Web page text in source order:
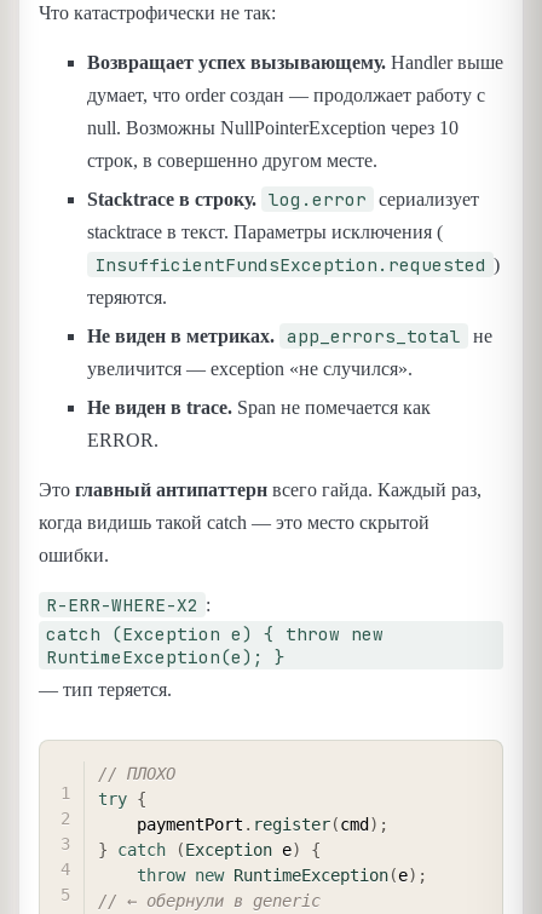
Что катастрофически не так:
Возвращает успех вызывающему. Handler выше
думает, что order создан — продолжает работу с
null. Возможны NullPointerException через 10
строк, в совершенно другом месте.
Stacktrace в строку. log.error
сериализует
stacktrace в текст. Параметры исключения (
InsufficientFundsException.requested )
теряются.
Не виден в метриках. app_errors_total
не
увеличится — exception «не случился».
Не виден в trace. Span не помечается как
ERROR.
Это главный антипаттерн всего гайда. Каждый раз,
когда видишь такой catch — это место скрытой
ошибки.
R-ERR-WHERE-X2 :
catch (Exception e) { throw new
RuntimeException(e); }
— тип теряется.
// ПЛОХО
try {
    paymentPort
. register(cmd) ;
}
catch (Exception e)
{
throw new RuntimeException(e) ;
// ← обернули в generic